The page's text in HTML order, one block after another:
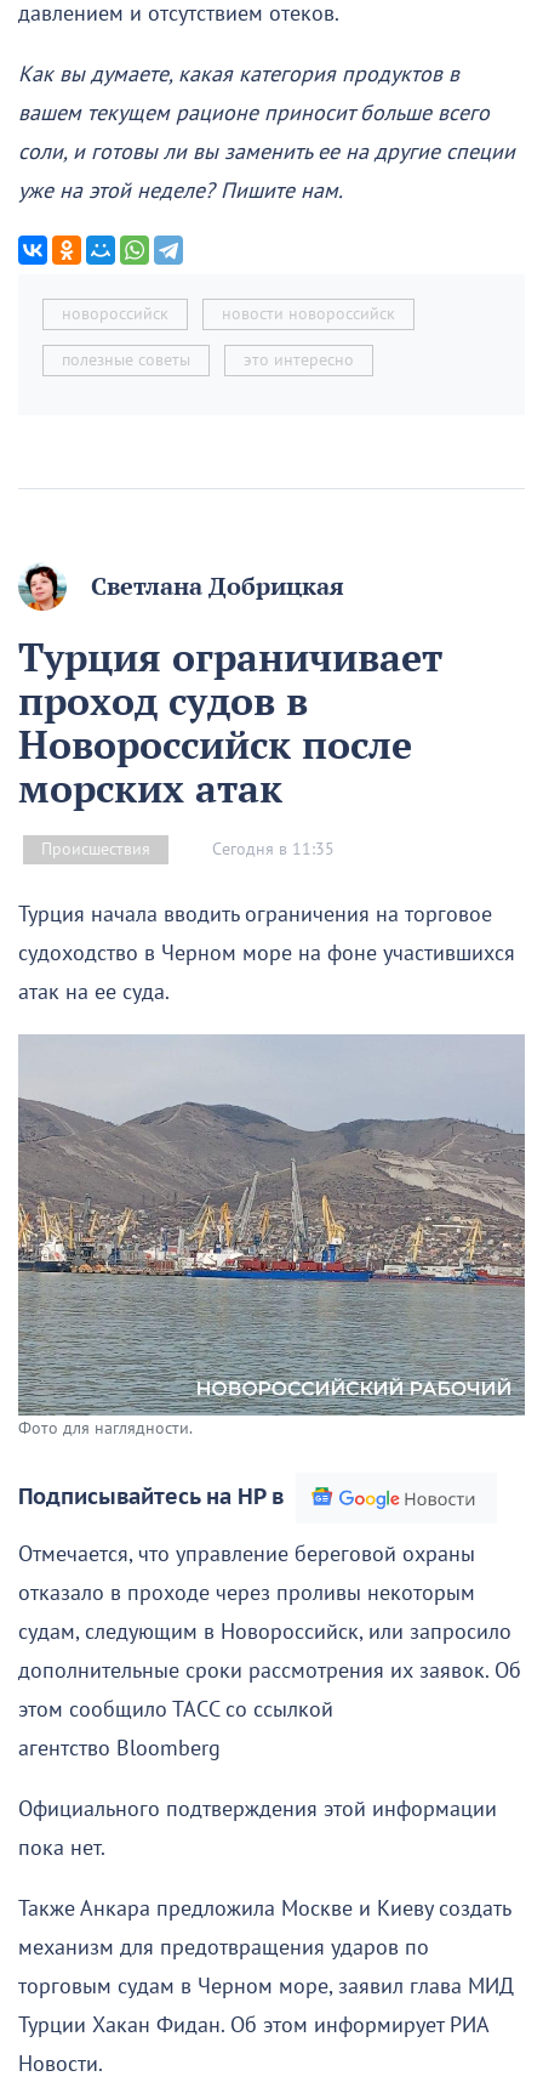
давлением и отсутствием отеков.
Как вы думаете, какая категория продуктов в
вашем текущем рационе приносит больше всего
соли, и готовы ли вы заменить ее на другие специи
уже на этой неделе? Пишите нам.
новороссийск новости новороссийск
полезные советы это интересно
Светлана Добрицкая
Турция ограничивает
проход судов в
Новороссийск после
морских атак
Происшествия Сегодня в 11:35
Турция начала вводить ограничения на торговое
судоходство в Черном море на фоне участившихся
атак на ее суда.
Фото для наглядности.
Подписывайтесь на НР в
Отмечается, что управление береговой охраны
отказало в проходе через проливы некоторым
судам, следующим в Новороссийск, или запросило
дополнительные сроки рассмотрения их заявок. Об
этом сообщило ТАСС со ссылкой
агентство Bloomberg
Официального подтверждения этой информации
пока нет.
Также Анкара предложила Москве и Киеву создать
механизм для предотвращения ударов по
торговым судам в Черном море, заявил глава МИД
Турции Хакан Фидан. Об этом информирует РИА
Новости.